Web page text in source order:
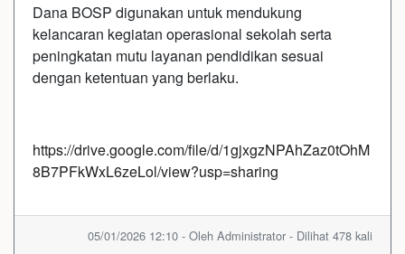
Dana BOSP digunakan untuk mendukung
kelancaran kegiatan operasional sekolah serta
peningkatan mutu layanan pendidikan sesuai
dengan ketentuan yang berlaku.
https://drive.google.com/file/d/1gjxgzNPAhZaz0tOhM
8B7PFkWxL6zeLol/view?usp=sharing
05/01/2026 12:10 - Oleh Administrator - Dilihat 478 kali